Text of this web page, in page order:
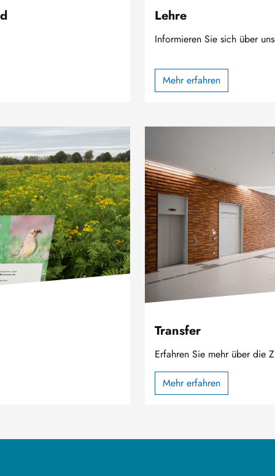
Lehre
Informieren Sie sich über
Mehr erfahren
Transfer
Erfahren Sie mehr über die
Mehr erfahren